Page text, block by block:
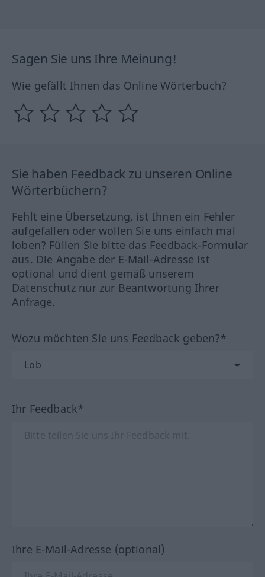
Sagen Sie uns Ihre Meinung!
Wie gefällt Ihnen das Online Wörterbuch?
Sie haben Feedback zu unseren Online
Wörterbüchern?
Fehlt eine Übersetzung, ist Ihnen ein Fehler
aufgefallen oder wollen Sie uns einfach mal
loben? Füllen Sie bitte das Feedback-Formular
aus. Die Angabe der E-Mail-Adresse ist
optional und dient gemäß unserem
Datenschutz nur zur Beantwortung Ihrer
Anfrage.
Wozu möchten Sie uns Feedback geben?*
Ihr Feedback*
Ihre E-Mail-Adresse (optional)